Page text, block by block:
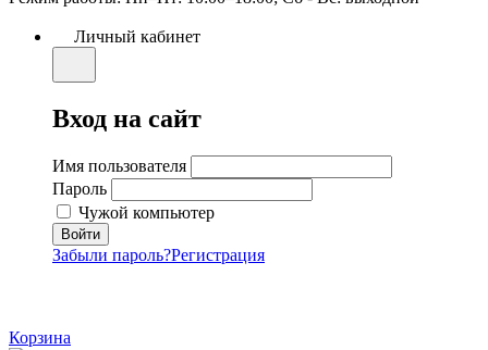
Личный кабинет
Вход на сайт
Имя пользователя
Пароль
Чужой компьютер
Забыли пароль?Регистрация
Корзина